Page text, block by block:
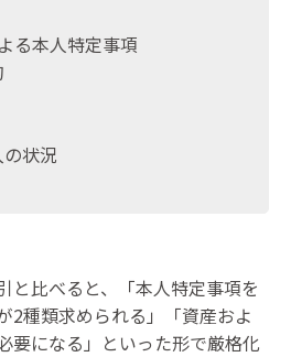
る本人特定事項
状況
と比べると、「本人特定事項を
2種類求められる」「資産およ
要になる」といった形で厳格化